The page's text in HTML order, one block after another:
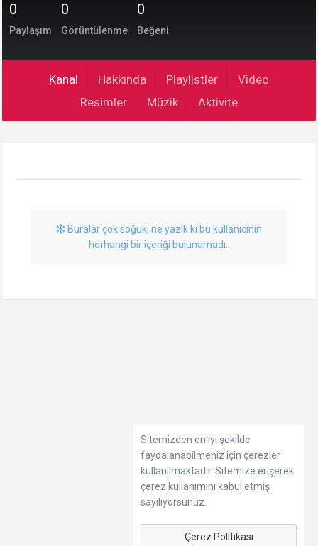
0
Paylaşım
0
Görüntülenme
0
Beğeni
Kanal Hakkında Playlistler
Video
Resimler
Müzik Aktivite
Buralar çok soğuk, ne yazık ki bu kullanıcının
herhangi bir içeriği bulunamadı..
Sitemizden en iyi şekilde
faydalanabilmeniz için çerezler
kullanılmaktadır. Sitemize erişerek
çerez kullanımını kabul etmiş
sayılıyorsunuz.
Çerez Politikası